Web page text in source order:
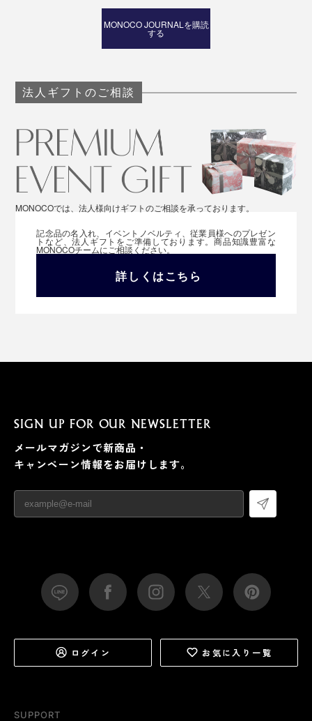
MONOCO JOURNALを購読
する
法人ギフトのご相談
MONOCOでは、法人様向けギフトのご相談を承っております。
記念品の名入れ、イベントノベルティ、従業員様へのプレゼン
トなど、法人ギフトをご準備しております。商品知識豊富な
MONOCOチームにご相談ください。
詳しくはこちら
SUPPORT
SIGN UP FOR OUR NEWSLETTER
メールマガジンで新商品・
キャンペーン情報をお届けします。
ログイン お気に入り一覧